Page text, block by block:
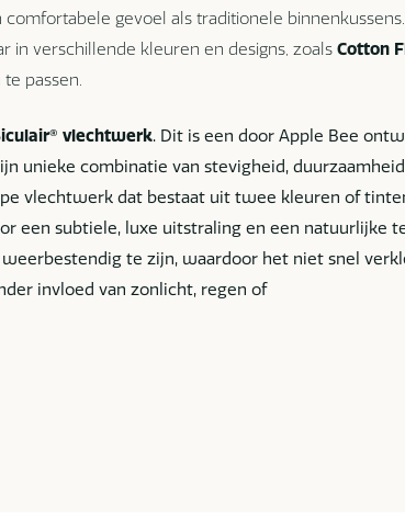
gevoel als traditionele binnenkussens.
in verschillende kleuren en designs, zoals Cotton
passen.
vlechtwerk. Dit is een door Apple Bee
unieke combinatie van stevigheid,
vlechtwerk dat bestaat uit twee kleuren of
een subtiele, luxe uitstraling en een natuurlijke
te zijn, waardoor het niet snel
invloed van zonlicht, regen of